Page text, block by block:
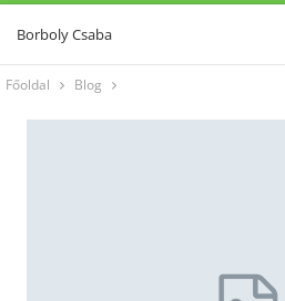
Borboly Csaba
Főoldal Blog